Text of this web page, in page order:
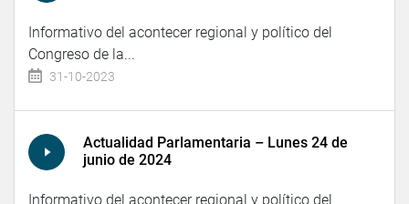
Informativo del acontecer regional y político del
Congreso de la...
31-10-2023
Actualidad Parlamentaria – Lunes 24 de
junio de 2024
Informativo del acontecer regional y político del